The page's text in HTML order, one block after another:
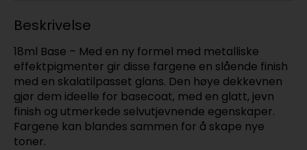
Beskrivelse
18ml Base – Med en ny formel med metalliske
effektpigmenter gir disse fargene en slående finish
med en skalatilpasset glans. Den høye dekkevnen
gjør dem ideelle for basecoat, med en glatt, jevn
finish og utmerkede selvutjevnende egenskaper.
Fargene kan blandes sammen for å skape nye
toner.